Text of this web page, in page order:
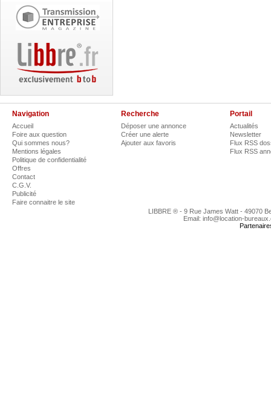
Navigation
Accueil
Foire aux question
Qui sommes nous?
Mentions légales
Politique de confidentialité
Offres
Contact
C.G.V.
Publicité
Faire connaitre le site
Recherche
Déposer une annonce
Créer une alerte
Ajouter aux favoris
Portail
Actualités
Newsletter
Flux RSS
Flux RSS
LIBBRE ® - 9 Rue James Watt - 49070
Email: info@location-